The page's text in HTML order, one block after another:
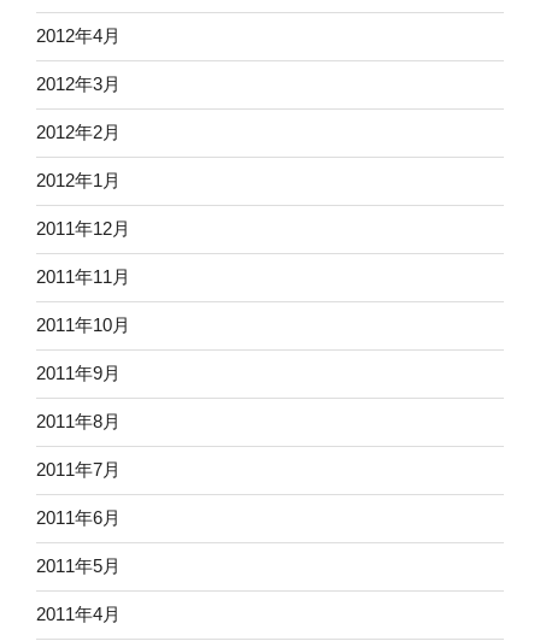
2012年4月
2012年3月
2012年2月
2012年1月
2011年12月
2011年11月
2011年10月
2011年9月
2011年8月
2011年7月
2011年6月
2011年5月
2011年4月